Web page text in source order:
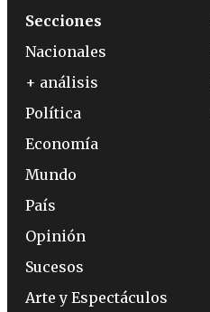
Secciones
Nacionales
+ análisis
Política
Economía
Mundo
País
Opinión
Sucesos
Arte y Espectáculos